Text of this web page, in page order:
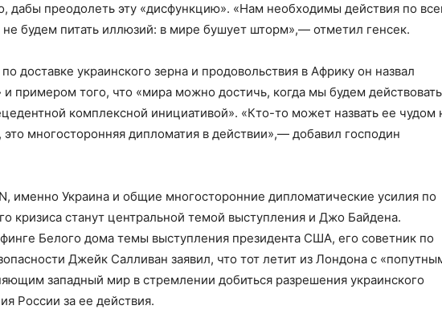
дабы преодолеть эту «дисфункцию». «Нам необходимы действия по
будем питать иллюзий: в мире бушует шторм»,— отметил генсек.
доставке украинского зерна и продовольствия в Африку он назвал
примером того, что «мира можно достичь, когда мы будем действовать
комплексной инициативой». «Кто-то может назвать ее чудом
многосторонняя дипломатия в действии»,— добавил господин
именно Украина и общие многосторонние дипломатические усилия по
кризиса станут центральной темой выступления и Джо Байдена.
Белого дома темы выступления президента США, его советник по
Джейк Салливан заявил, что тот летит из Лондона с
западный мир в стремлении добиться разрешения украинского
России за ее действия.